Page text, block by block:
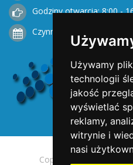
Używamy
technologii
jakość
wyświetlać
reklamy,
witrynie i
nasi
Godziny otwarcia: 8:00 -
Czynne od Poniedziałku
Copyright © 2025